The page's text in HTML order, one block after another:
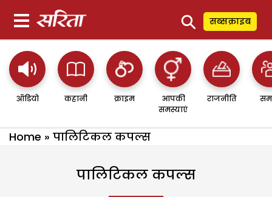
⚲ सब्सक्राइब
ऑडियो कहानी क्राइम
आपकी
समस्याएं
राजनीति
Home » पालिटिकल कपल्स
पालिटिकल कपल्स